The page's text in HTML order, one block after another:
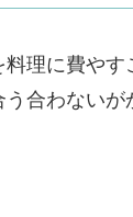
理に費やす
合わないが